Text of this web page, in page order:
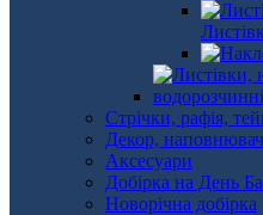
Стрічки, рафія,
Декор,
Аксесуари
Добірка на День
Новорічна добірка